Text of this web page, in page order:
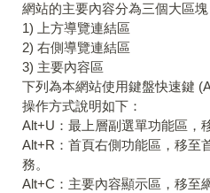
網站的主要內容分為三個大區塊
1) 上方導覽連結區
2) 右側導覽連結區
3) 主要內容區
下列為本網站使用鍵盤快速鍵
操作方式說明如下：
Alt+U：最上層副選單功能區，
Alt+R：首頁右側功能區，移至
務。
Alt+C：主要內容顯示區，移至